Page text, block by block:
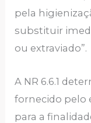
pela
substituir
ou extraviado”.
A NR 6.6.1
fornecido pelo
para a